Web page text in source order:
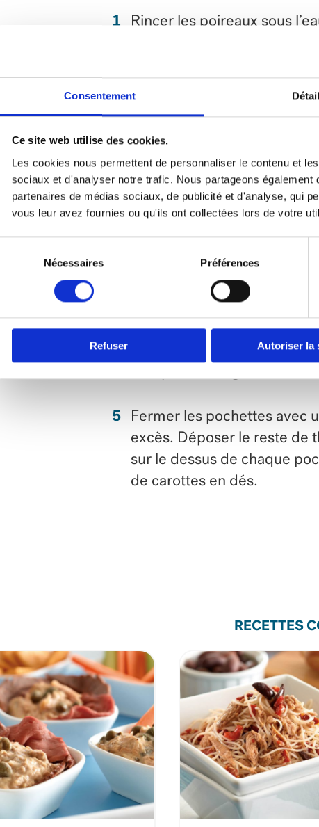
Consentement
Ce site web utilise des cookies.
Les cookies nous permettent de personnaliser le contenu et
sociaux et d'analyser notre trafic. Nous partageons
partenaires de médias sociaux, de publicité et d'analyse, qui
vous leur avez fournies ou qu'ils ont collectées lors de votre
consentement
Nécessaires Préférences
Refuser Autoriser la
Rincer les poireaux sous
minutes. Retirer les
⅔ d’une boîte de thon pâle
épicé et remuer.
Ajouter les carottes
maïs et le riz cuit. Faire
une minute. Ajouter un filet
(facultatif). Couvrir et
minutes. Éteindre le feu.
Fermer les pochettes avec
excès. Déposer le reste de
sur le dessus de chaque
de carottes en dés.
RECETTES